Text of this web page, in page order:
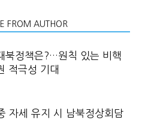
FROM AUTHOR
북정책은?…원칙 있는 비핵
적극성 기대
자세 유지 시 남북정상회담